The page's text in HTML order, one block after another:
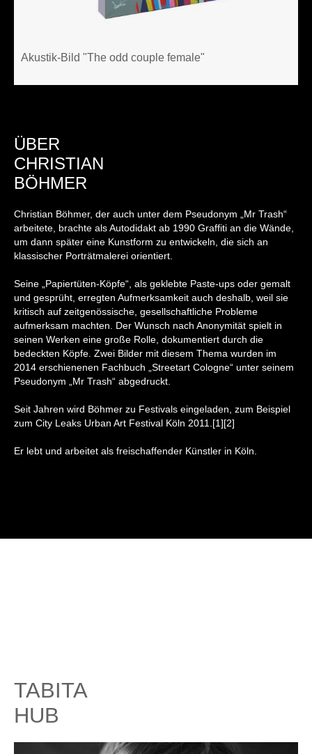
Akustik-Bild "The odd couple female"
ÜBER
CHRISTIAN
BÖHMER
Christian Böhmer, der auch unter dem Pseudonym „Mr Trash“
arbeitete, brachte als Autodidakt ab 1990 Graffiti an die Wände,
um dann später eine Kunstform zu entwickeln, die sich an
klassischer Porträtmalerei orientiert.
Seine „Papiertüten-Köpfe“, als geklebte Paste-ups oder gemalt
und gesprüht, erregten Aufmerksamkeit auch deshalb, weil sie
kritisch auf zeitgenössische, gesellschaftliche Probleme
aufmerksam machten. Der Wunsch nach Anonymität spielt in
seinen Werken eine große Rolle, dokumentiert durch die
bedeckten Köpfe. Zwei Bilder mit diesem Thema wurden im
2014 erschienenen Fachbuch „Streetart Cologne“ unter seinem
Pseudonym „Mr Trash“ abgedruckt.
Seit Jahren wird Böhmer zu Festivals eingeladen, zum Beispiel
zum City Leaks Urban Art Festival Köln 2011.[1][2]
Er lebt und arbeitet als freischaffender Künstler in Köln.
TABITA
HUB